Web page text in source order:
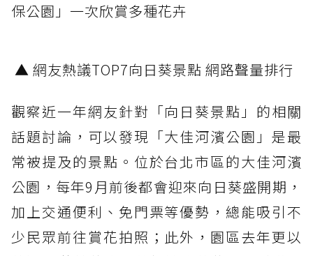
保公園」一次欣賞多種花卉
▲ 網友熱議TOP7向日葵景點 網路聲量排行
觀察近一年網友針對「向日葵景點」的相關
話題討論，可以發現「大佳河濱公園」是最
常被提及的景點。位於台北市區的大佳河濱
公園，每年9月前後都會迎來向日葵盛開期，
加上交通便利、免門票等優勢，總能吸引不
少民眾前往賞花拍照；此外，園區去年更以